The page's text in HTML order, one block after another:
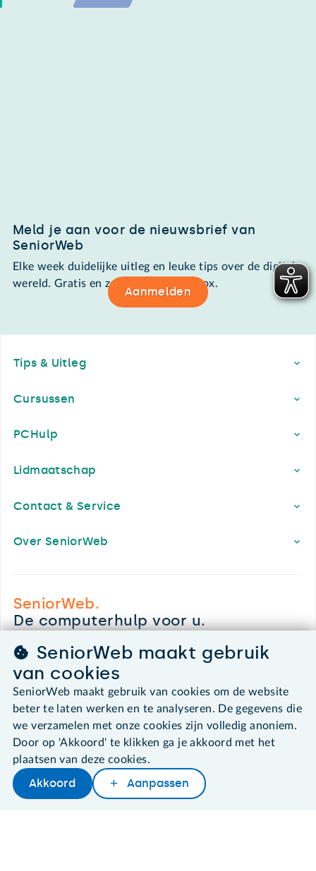
Later lezen Delen Woordenboek
Meld je aan voor de nieuwsbrief van
SeniorWeb
Elke week duidelijke uitleg en leuke tips over de digitale
wereld. Gratis en zomaar in de mailbox.
Aanmelden
Tips & Uitleg
Cursussen
PCHulp
Lidmaatschap
Contact & Service
Over SeniorWeb
SeniorWeb.
De computerhulp voor u.
leden@seniorweb.nl
Algemene voorwaarden
Cookies en cookie-instellingen
Disclaimer
SeniorWeb maakt gebruik
van cookies
SeniorWeb maakt gebruik van cookies om de website
beter te laten werken en te analyseren. De gegevens die
we verzamelen met onze cookies zijn volledig anoniem.
Door op 'Akkoord' te klikken ga je akkoord met het
plaatsen van deze cookies.
Akkoord Aanpassen